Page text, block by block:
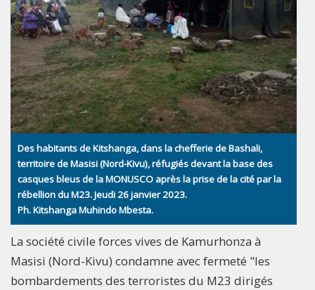
Des habitants de Kitshanga, dans la chefferie de Bashali,
territoire de Masisi (Nord-Kivu), réfugiés devant la base des
casques bleus de la MONUSCO après la prise de la cité par la
rébellion du M23. Jeudi 26 janvier 2023.
Ph. Kitshanga Muhindo Mbesta.
La société civile forces vives de Kamurhonza à
Masisi (Nord-Kivu) condamne avec fermeté "les
bombardements des terroristes du M23 dirigés